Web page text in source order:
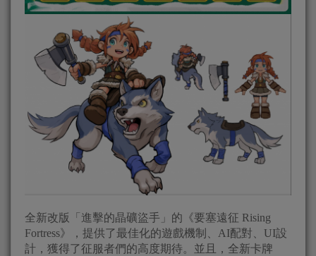
全新改版「進擊的晶礦盜手」的《要塞遠征 Rising
Fortress》，提供了最佳化的遊戲機制、AI配對、UI設
計，獲得了征服者們的高度期待。並且，全新卡牌